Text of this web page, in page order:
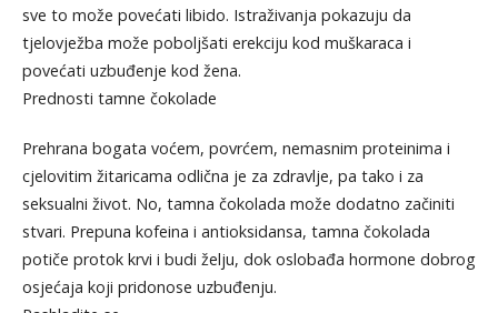
sve to može povećati libido. Istraživanja pokazuju da
tjelovježba može poboljšati erekciju kod muškaraca i
povećati uzbuđenje kod žena.
Prednosti tamne čokolade
Prehrana bogata voćem, povrćem, nemasnim proteinima i
cjelovitim žitaricama odlična je za zdravlje, pa tako i za
seksualni život. No, tamna čokolada može dodatno začiniti
stvari. Prepuna kofeina i antioksidansa, tamna čokolada
potiče protok krvi i budi želju, dok oslobađa hormone dobrog
osjećaja koji pridonose uzbuđenju.